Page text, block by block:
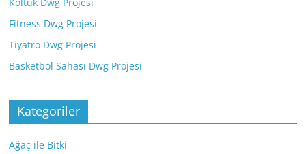
Fitness Dwg Projesi
Tiyatro Dwg Projesi
Basketbol Sahası Dwg Projesi
Kategoriler
Ağaç ile Bitki